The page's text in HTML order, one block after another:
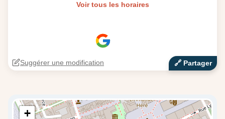
Voir tous les horaires
🔗‍️ Partager
Suggérer une modification
+